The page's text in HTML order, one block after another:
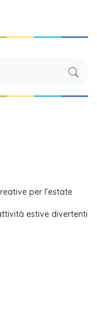
per l’estate
estive divertenti